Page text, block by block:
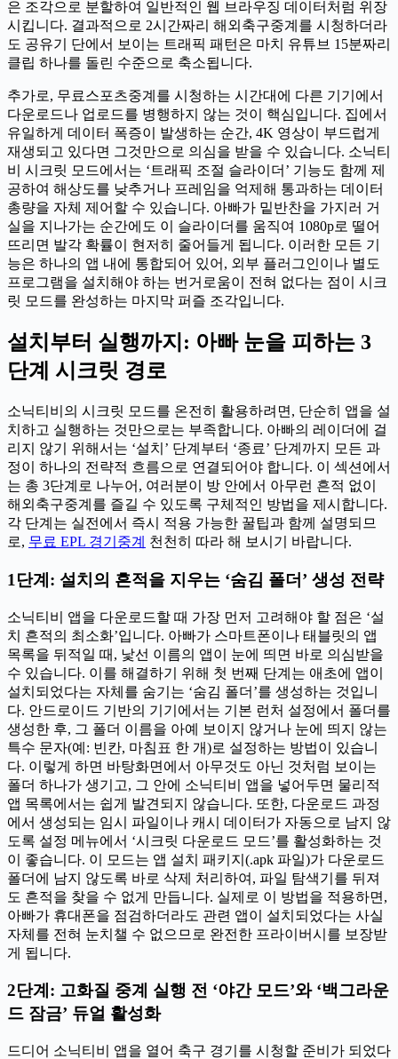
은 조각으로 분할하여 일반적인 웹 브라우징 데이터처럼 위장
시킵니다. 결과적으로 2시간짜리 해외축구중계를 시청하더라
도 공유기 단에서 보이는 트래픽 패턴은 마치 유튜브 15분짜리
클립 하나를 돌린 수준으로 축소됩니다.
추가로, 무료스포츠중계를 시청하는 시간대에 다른 기기에서
다운로드나 업로드를 병행하지 않는 것이 핵심입니다. 집에서
유일하게 데이터 폭증이 발생하는 순간, 4K 영상이 부드럽게
재생되고 있다면 그것만으로 의심을 받을 수 있습니다. 소닉티
비 시크릿 모드에서는 ‘트래픽 조절 슬라이더’ 기능도 함께 제
공하여 해상도를 낮추거나 프레임을 억제해 통과하는 데이터
총량을 자체 제어할 수 있습니다. 아빠가 밑반찬을 가지러 거
실을 지나가는 순간에도 이 슬라이더를 움직여 1080p로 떨어
뜨리면 발각 확률이 현저히 줄어들게 됩니다. 이러한 모든 기
능은 하나의 앱 내에 통합되어 있어, 외부 플러그인이나 별도
프로그램을 설치해야 하는 번거로움이 전혀 없다는 점이 시크
릿 모드를 완성하는 마지막 퍼즐 조각입니다.
설치부터 실행까지: 아빠 눈을 피하는 3
단계 시크릿 경로
소닉티비의 시크릿 모드를 온전히 활용하려면, 단순히 앱을 설
치하고 실행하는 것만으로는 부족합니다. 아빠의 레이더에 걸
리지 않기 위해서는 ‘설치’ 단계부터 ‘종료’ 단계까지 모든 과
정이 하나의 전략적 흐름으로 연결되어야 합니다. 이 섹션에서
는 총 3단계로 나누어, 여러분이 방 안에서 아무런 흔적 없이
해외축구중계를 즐길 수 있도록 구체적인 방법을 제시합니다.
각 단계는 실전에서 즉시 적용 가능한 꿀팁과 함께 설명되므
로, 무료 EPL 경기중계 천천히 따라 해 보시기 바랍니다.
1단계: 설치의 흔적을 지우는 ‘숨김 폴더’ 생성 전략
소닉티비 앱을 다운로드할 때 가장 먼저 고려해야 할 점은 ‘설
치 흔적의 최소화’입니다. 아빠가 스마트폰이나 태블릿의 앱
목록을 뒤적일 때, 낯선 이름의 앱이 눈에 띄면 바로 의심받을
수 있습니다. 이를 해결하기 위해 첫 번째 단계는 애초에 앱이
설치되었다는 자체를 숨기는 ‘숨김 폴더’를 생성하는 것입니
다. 안드로이드 기반의 기기에서는 기본 런처 설정에서 폴더를
생성한 후, 그 폴더 이름을 아예 보이지 않거나 눈에 띄지 않는
특수 문자(예: 빈칸, 마침표 한 개)로 설정하는 방법이 있습니
다. 이렇게 하면 바탕화면에서 아무것도 아닌 것처럼 보이는
폴더 하나가 생기고, 그 안에 소닉티비 앱을 넣어두면 물리적
앱 목록에서는 쉽게 발견되지 않습니다. 또한, 다운로드 과정
에서 생성되는 임시 파일이나 캐시 데이터가 자동으로 남지 않
도록 설정 메뉴에서 ‘시크릿 다운로드 모드’를 활성화하는 것
이 좋습니다. 이 모드는 앱 설치 패키지(.apk 파일)가 다운로드
폴더에 남지 않도록 바로 삭제 처리하여, 파일 탐색기를 뒤져
도 흔적을 찾을 수 없게 만듭니다. 실제로 이 방법을 적용하면,
아빠가 휴대폰을 점검하더라도 관련 앱이 설치되었다는 사실
자체를 전혀 눈치챌 수 없으므로 완전한 프라이버시를 보장받
게 됩니다.
2단계: 고화질 중계 실행 전 ‘야간 모드’와 ‘백그라운
드 잠금’ 듀얼 활성화
드디어 소닉티비 앱을 열어 축구 경기를 시청할 준비가 되었다